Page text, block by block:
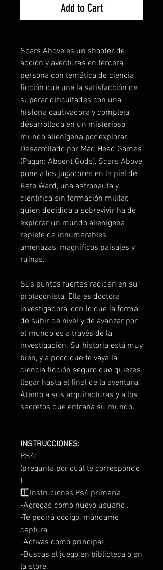
Add to Cart
Scars Above es un shooter de
acción y aventuras en tercera
persona con temática de ciencia
ficción que une la satisfacción de
superar dificultades con una
historia cautivadora y compleja,
desarrollada en un misterioso
mundo alienígena por explorar.
Desarrollado por Mad Head Games
(Pagan: Absent Gods), Scars Above
pone a los jugadores en la piel de
Kate Ward, una astronauta y
científica sin formación militar,
quien decidida a sobrevivir ha de
explorar un mundo alienígena
replete de innumerables
amenazas, magníficos paisajes y
ruinas.
Sus puntos fuertes radican en su
protagonista. Ella es doctora
investigadora, con lo que la forma
de subir de nivel y de avanzar por
el mundo es a través de la
investigación. Su historia está muy
bien, y a poco que te vaya la
ciencia ficción seguro que quieres
llegar hasta el final de la aventura.
Atento a sus arquitecturas y a los
secretos que entraña su mundo.
INSTRUCCIONES:
PS4:
(pregunta por cuál te corresponde
)
1️⃣Instruciones Ps4 primaria
-Agregas como nuevo usuario .
-Te pedirá código, mándame
captura.
-Activas como principal
-Buscas el juego en biblioteca o en
la store.